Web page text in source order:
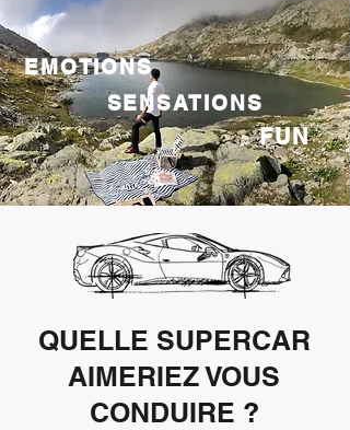
EMOTIONS
SENSATIONS
FUN
QUELLE SUPERCAR
AIMERIEZ VOUS
CONDUIRE ?